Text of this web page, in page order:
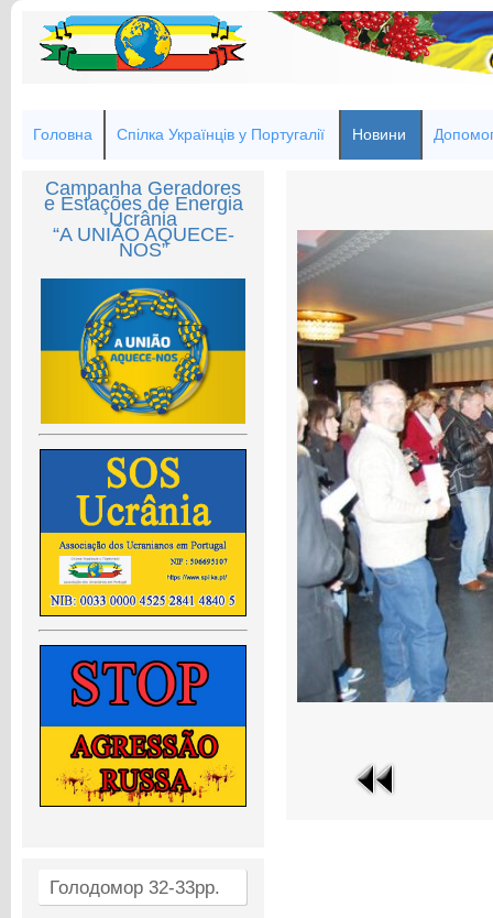
Головна Спілка Українців у Португалії Новини
Campanha Geradores
e Estações de Energia
Ucrânia
“A UNIÃO AQUECE-
NOS”
Голодомор 32-33рр.